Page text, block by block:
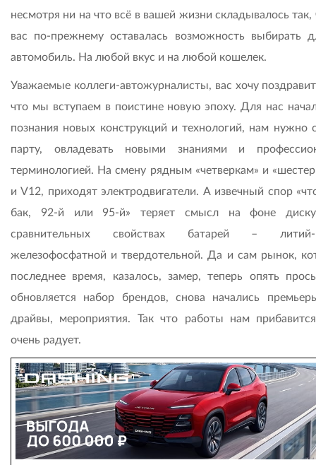
несмотря ни на что всё в вашей жизни складывалось так,
вас по-прежнему оставалась возможность выбирать
автомобиль. На любой вкус и на любой кошелек.
Уважаемые коллеги-автожурналисты, вас хочу
что мы вступаем в поистине новую эпоху. Для нас
познания новых конструкций и технологий, нам нужно
парту, овладевать новыми знаниями и
терминологией. На смену рядным «четверкам» и
и V12, приходят электродвигатели. А извечный спор
бак, 92-й или 95-й» теряет смысл на фоне
сравнительных свойствах батарей – литий-
железофосфатной и твердотельной. Да и сам рынок,
последнее время, казалось, замер, теперь опять
обновляется набор брендов, снова начались
драйвы, мероприятия. Так что работы нам
очень радует.